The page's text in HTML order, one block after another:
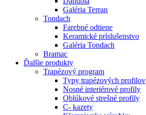
Galéria Terran
Tondach
Farebné odtiene
Keramické príslušenstvo
Galéria Tondach
Bramac
Ďalšie produkty
Trapézový program
Typy trapézových profilov
Nosné interiérové profily
Oblúkové strešné profily
C- kazety